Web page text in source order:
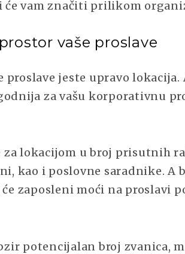
će vam značiti prilikom
vaše proslave
proslave jeste upravo
za vašu korporativnu
lokacijom u broj prisutnih
kao i poslovne saradnike. A
zaposleni moći na proslavi
potencijalan broj zvanica,